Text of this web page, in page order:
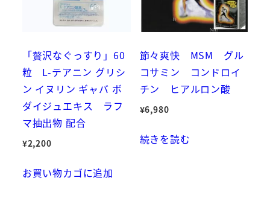
「贅沢なぐっすり」60
粒 L-テアニン グリシ
ン イヌリン ギャバ ボ
ダイジュエキス ラフ
マ抽出物 配合
¥2,200
お買い物カゴに追加
節々爽快 MSM グル
コサミン コンドロイ
チン ヒアルロン酸
¥6,980
続きを読む